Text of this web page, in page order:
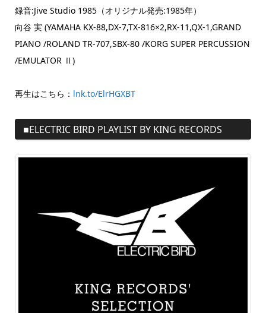
録音:Jive Studio 1985（オリジナル発売:1985年）
向谷 実 (YAMAHA KX-88,DX-7,TX-816×2,RX-11,QX-1,GRAND
PIANO /ROLAND TR-707,SBX-80 /KORG SUPER PERCUSSION
/EMULATOR Ⅱ)
再生はこちら： lnk.to/ElrHGXBT
■ELECTRIC BIRD PLAYLIST BY KING RECORDS